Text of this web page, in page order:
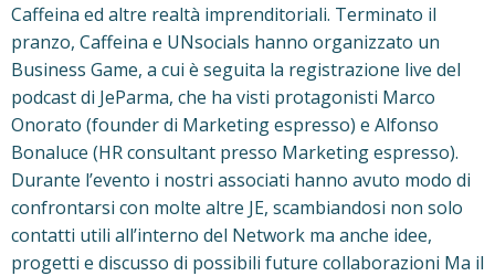
Caffeina ed altre realtà imprenditoriali. Terminato il
pranzo, Caffeina e UNsocials hanno organizzato un
Business Game, a cui è seguita la registrazione live del
podcast di JeParma, che ha visti protagonisti Marco
Onorato (founder di Marketing espresso) e Alfonso
Bonaluce (HR consultant presso Marketing espresso).
Durante l’evento i nostri associati hanno avuto modo di
confrontarsi con molte altre JE, scambiandosi non solo
contatti utili all’interno del Network ma anche idee,
progetti e discusso di possibili future collaborazioni Ma il